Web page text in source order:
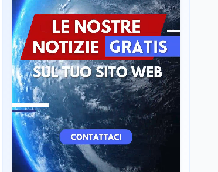
Lombardia da record,
ma la voragine Nord-
Sud triplica
Cultura 6 ago
Francesco Guccini si è
spento a Pàvana: addio
al Maestrone